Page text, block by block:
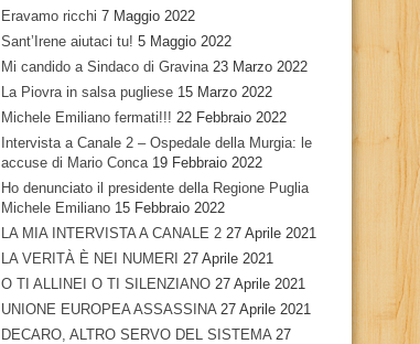
Eravamo ricchi 7 Maggio 2022
Sant’Irene aiutaci tu! 5 Maggio 2022
Mi candido a Sindaco di Gravina 23 Marzo 2022
La Piovra in salsa pugliese 15 Marzo 2022
Michele Emiliano fermati!!! 22 Febbraio 2022
Intervista a Canale 2 – Ospedale della Murgia: le
accuse di Mario Conca 19 Febbraio 2022
Ho denunciato il presidente della Regione Puglia
Michele Emiliano 15 Febbraio 2022
LA MIA INTERVISTA A CANALE 2 27 Aprile 2021
LA VERITÀ È NEI NUMERI 27 Aprile 2021
O TI ALLINEI O TI SILENZIANO 27 Aprile 2021
UNIONE EUROPEA ASSASSINA 27 Aprile 2021
DECARO, ALTRO SERVO DEL SISTEMA 27